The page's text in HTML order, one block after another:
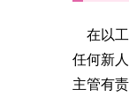
在以工
任何新
主管有